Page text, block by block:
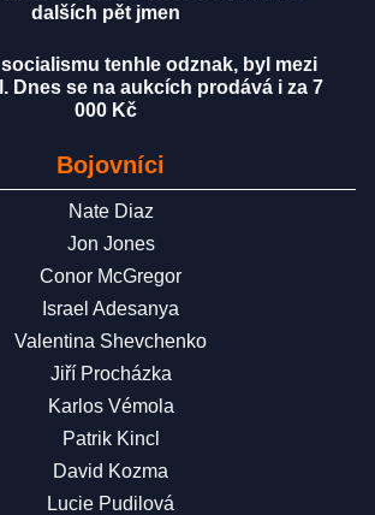
dalších pět jmen
socialismu tenhle odznak, byl mezi
Dnes se na aukcích prodává i za 7
000 Kč
Bojovníci
Nate Diaz
Jon Jones
Conor McGregor
Israel Adesanya
Valentina Shevchenko
Jiří Procházka
Karlos Vémola
Patrik Kincl
David Kozma
Lucie Pudilová